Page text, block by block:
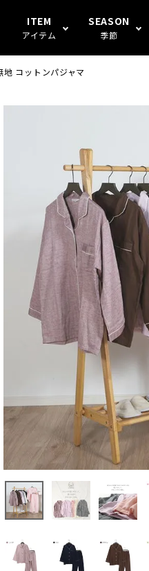
ITEM
アイテム
SEASON
季節
地 コットンパジャマ